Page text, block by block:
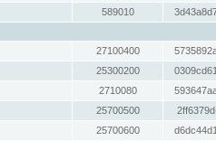
589010
27100400
25300200
2710080
25700500
25700600